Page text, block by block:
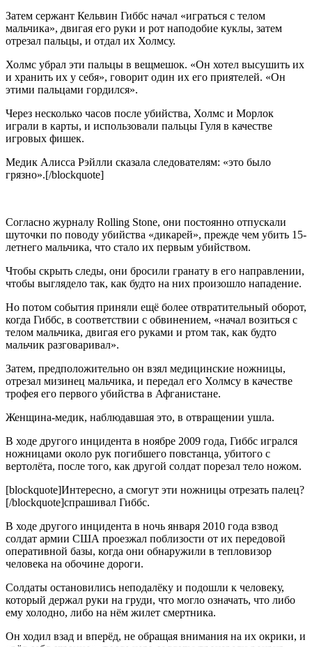
Затем сержант Кельвин Гиббс начал «играться с телом
мальчика», двигая его руки и рот наподобие куклы, затем
отрезал пальцы, и отдал их Холмсу.
Холмс убрал эти пальцы в вещмешок. «Он хотел высушить их
и хранить их у себя», говорит один их его приятелей. «Он
этими пальцами гордился».
Через несколько часов после убийства, Холмс и Морлок
играли в карты, и использовали пальцы Гуля в качестве
игровых фишек.
Медик Алисса Рэйлли сказала следователям: «это было
грязно».[/blockquote]
Согласно журналу Rolling Stone, они постоянно отпускали
шуточки по поводу убийства «дикарей», прежде чем убить 15-
летнего мальчика, что стало их первым убийством.
Чтобы скрыть следы, они бросили гранату в его направлении,
чтобы выглядело так, как будто на них произошло нападение.
Но потом события приняли ещё более отвратительный оборот,
когда Гиббс, в соответствии с обвинением, «начал возиться с
телом мальчика, двигая его руками и ртом так, как будто
мальчик разговаривал».
Затем, предположительно он взял медицинские ножницы,
отрезал мизинец мальчика, и передал его Холмсу в качестве
трофея его первого убийства в Афганистане.
Женщина-медик, наблюдавшая это, в отвращении ушла.
В ходе другого инцидента в ноябре 2009 года, Гиббс игрался
ножницами около рук погибшего повстанца, убитого с
вертолёта, после того, как другой солдат порезал тело ножом.
[blockquote]Интересно, а смогут эти ножницы отрезать палец?
[/blockquote]спрашивал Гиббс.
В ходе другого инцидента в ночь января 2010 года взвод
солдат армии США проезжал поблизости от их передовой
оперативной базы, когда они обнаружили в тепловизор
человека на обочине дороги.
Солдаты остановились неподалёку и подошли к человеку,
который держал руки на груди, что могло означать, что либо
ему холодно, либо на нём жилет смертника.
Он ходил взад и вперёд, не обращая внимания на их окрики, и